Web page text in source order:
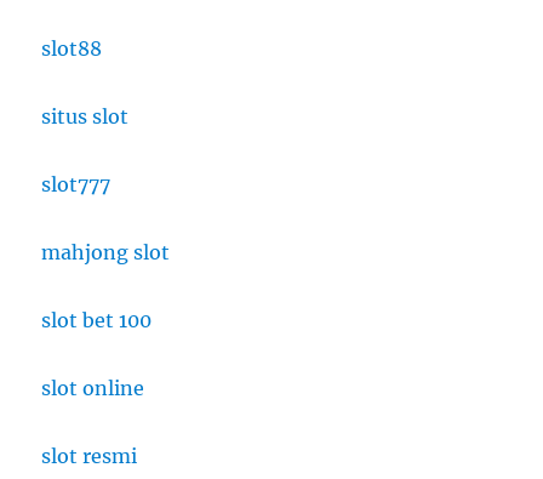
slot88
situs slot
slot777
mahjong slot
slot bet 100
slot online
slot resmi